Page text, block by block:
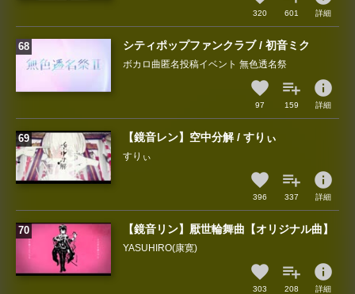
320 601 詳細
シティポップファンクラブ / 初音ミク
ボカロ曲匿名投稿イベント 無色透名祭
97 159
info
詳細
【鏡音レン】空中分解 / すりぃ
すりぃ
396 337
info
詳細
【鏡音リン】厭世輪舞曲【オリジナル曲】
YASUHIRO(康寛)
303 208
info
詳細